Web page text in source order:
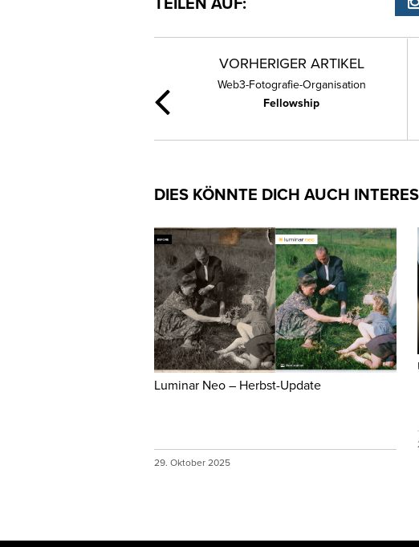
VORHERIGER ARTIKEL
Web3-Fotografie-Organisation
Fellowship
DIES KÖNNTE DICH AUCH
Luminar Neo – Herbst-Update
29. Oktober 2025